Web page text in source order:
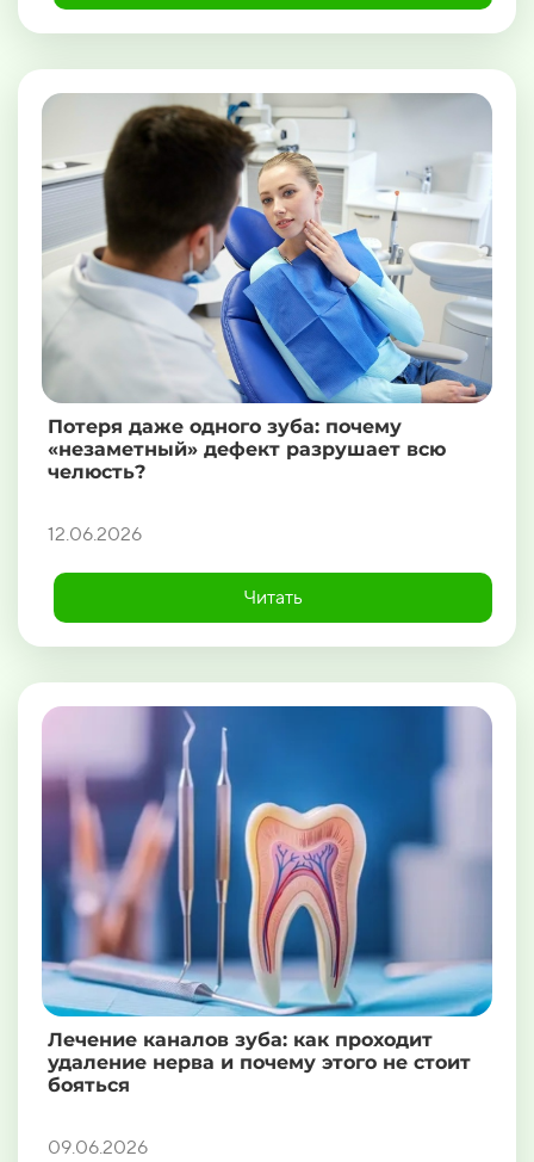
Потеря даже одного зуба: почему
«незаметный» дефект разрушает всю
челюсть?
12.06.2026
Читать
Лечение каналов зуба: как проходит
удаление нерва и почему этого не стоит
бояться
09.06.2026